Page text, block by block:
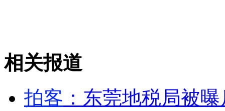
马虎市民忘记拔卡 糊涂小伙错存钱
相关报道
拍客 ：东莞地税局被